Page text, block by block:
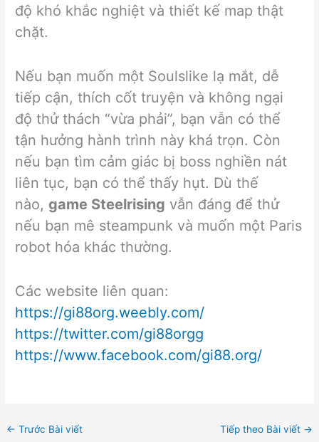
độ khó khắc nghiệt và thiết kế map thật
chặt.
Nếu bạn muốn một Soulslike lạ mắt, dễ
tiếp cận, thích cốt truyện và không ngại
độ thử thách “vừa phải”, bạn vẫn có thể
tận hưởng hành trình này khá trọn. Còn
nếu bạn tìm cảm giác bị boss nghiền nát
liên tục, bạn có thể thấy hụt. Dù thế
nào, game Steelrising vẫn đáng để thử
nếu bạn mê steampunk và muốn một Paris
robot hóa khác thường.
Các website liên quan:
https://gi88org.weebly.com/
https://twitter.com/gi88orgg
https://www.facebook.com/gi88.org/
← Trước Bài viết Tiếp theo Bài viết →